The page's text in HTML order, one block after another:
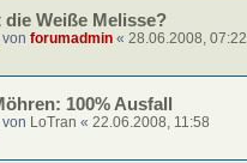
die Weiße Melisse?
forumadmin « 28.06.2008, 07:22
100% Ausfall
LoTran « 22.06.2008, 11:58